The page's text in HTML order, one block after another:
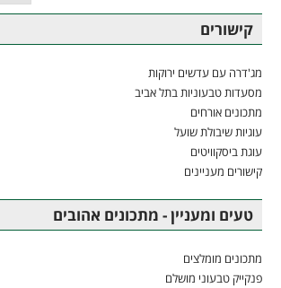
קישורים
מג'דרה עם עדשים ירוקות
מסעדות טבעוניות בתל אביב
מתכונים אורחים
עוגיות שיבולת שועל
עוגת ביסקוויטים
קישורים מעניינים
טעים ומעניין - מתכונים אהובים
מתכונים מומלצים
פנקייק טבעוני מושלם